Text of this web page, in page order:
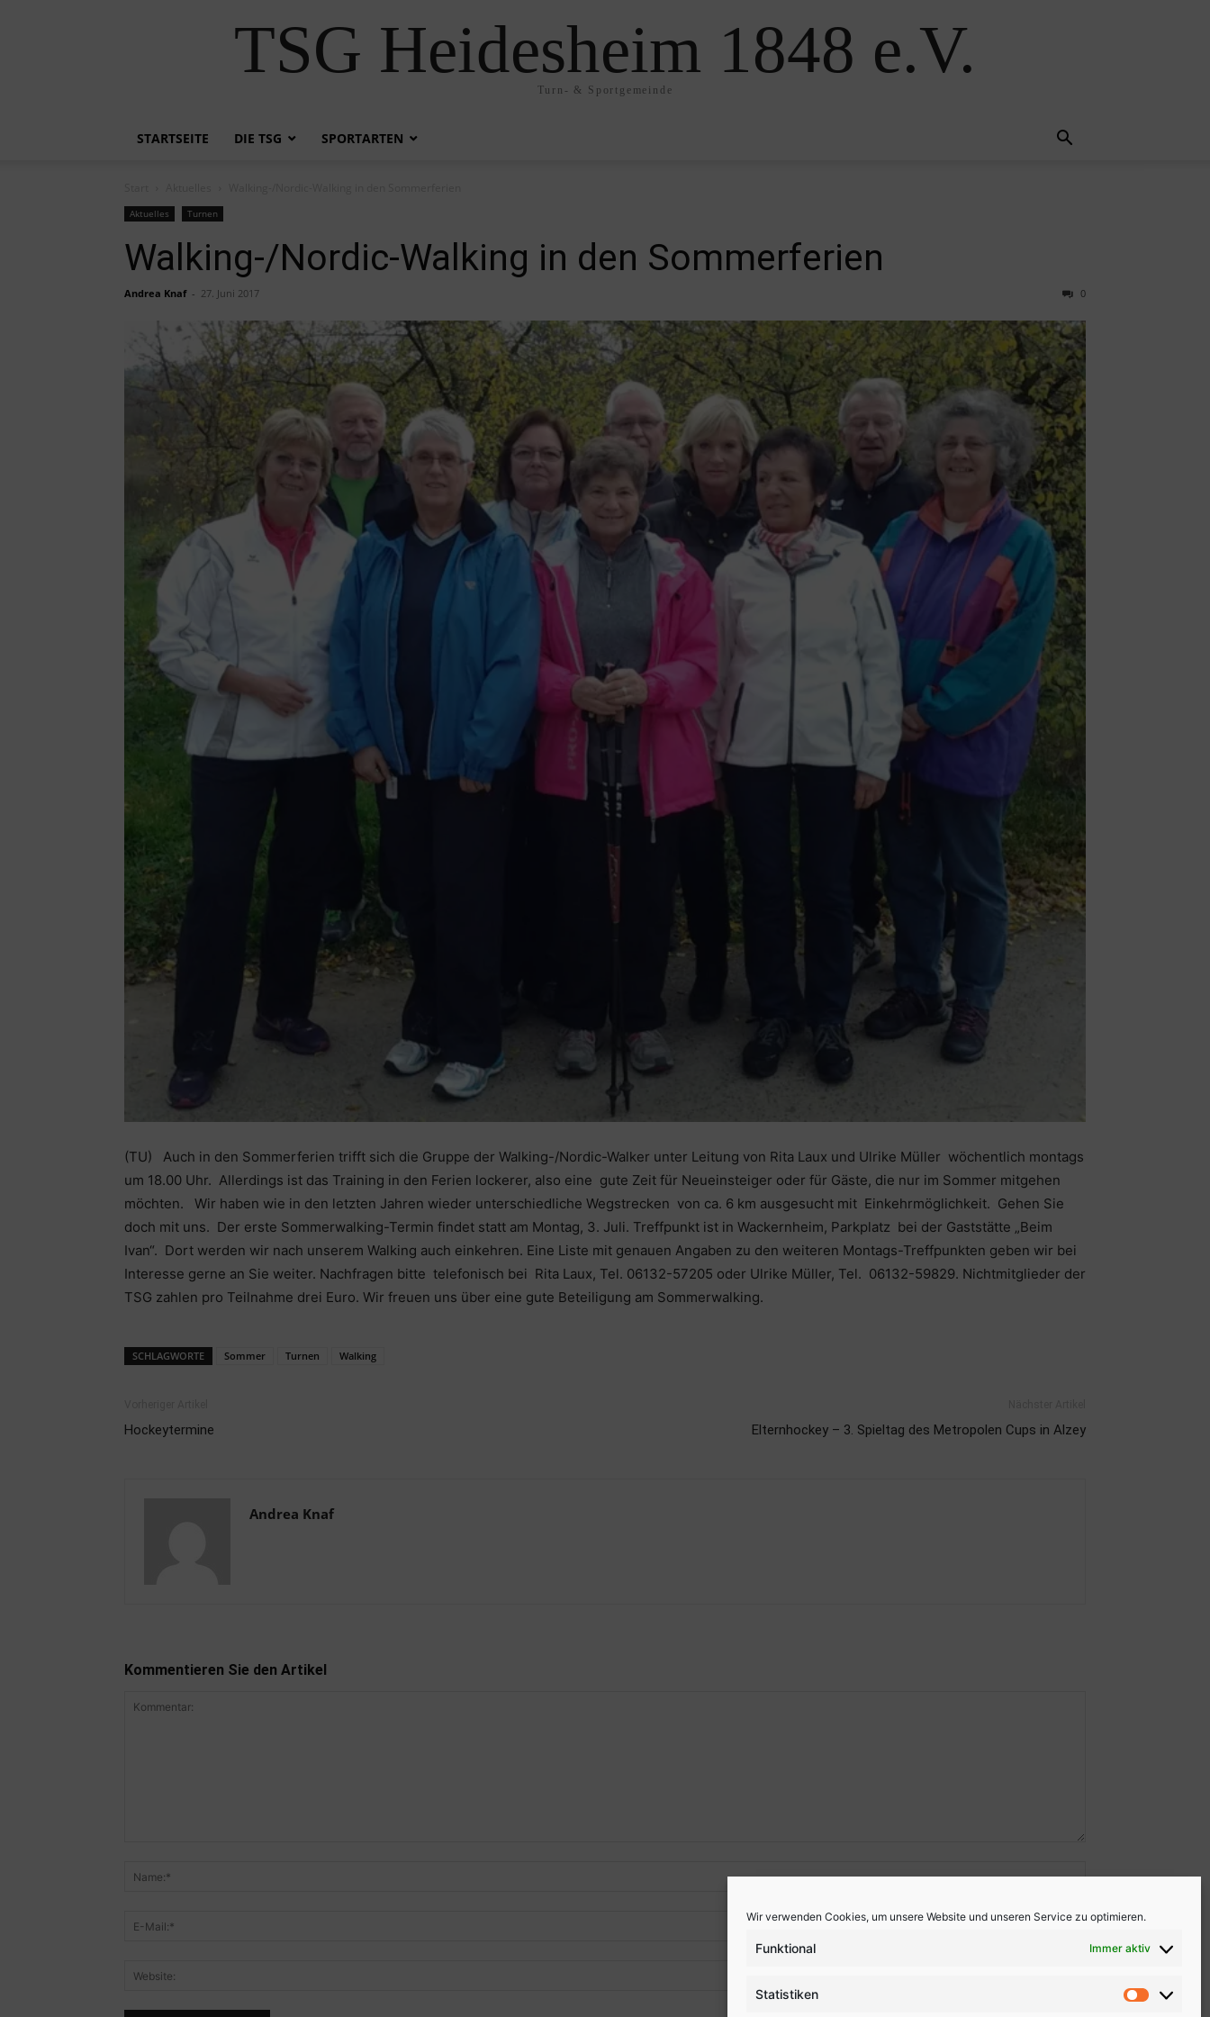
Wir verwenden Cookies, um unsere Website und unseren Service zu optimieren.
Funktional Immer aktiv
Statistiken
TSG Heidesheim 1848 e.V.
Turn- & Sportgemeinde
STARTSEITE DIE TSG SPORTARTEN
Aktuelles Turnen
Walking-/Nordic-Walking in den Sommerferien
Andrea Knaf - 27. Juni 2017 0
(TU) Auch in den Sommerferien trifft sich die Gruppe der Walking-/Nordic-Walker unter Leitung von Rita Laux und Ulrike Müller wöchentlich montags
um 18.00 Uhr. Allerdings ist das Training in den Ferien lockerer, also eine gute Zeit für Neueinsteiger oder für Gäste, die nur im Sommer mitgehen
möchten. Wir haben wie in den letzten Jahren wieder unterschiedliche Wegstrecken von ca. 6 km ausgesucht mit Einkehrmöglichkeit. Gehen Sie
doch mit uns. Der erste Sommerwalking-Termin findet statt am Montag, 3. Juli. Treffpunkt ist in Wackernheim, Parkplatz bei der Gaststätte „Beim
Ivan“. Dort werden wir nach unserem Walking auch einkehren. Eine Liste mit genauen Angaben zu den weiteren Montags-Treffpunkten geben wir bei
Interesse gerne an Sie weiter. Nachfragen bitte telefonisch bei Rita Laux, Tel. 06132-57205 oder Ulrike Müller, Tel. 06132-59829. Nichtmitglieder der
TSG zahlen pro Teilnahme drei Euro. Wir freuen uns über eine gute Beteiligung am Sommerwalking.
SCHLAGWORTE Sommer Turnen Walking
Hockeytermine Elternhockey – 3. Spieltag des Metropolen Cups in Alzey
Andrea Knaf
Kommentieren Sie den Artikel